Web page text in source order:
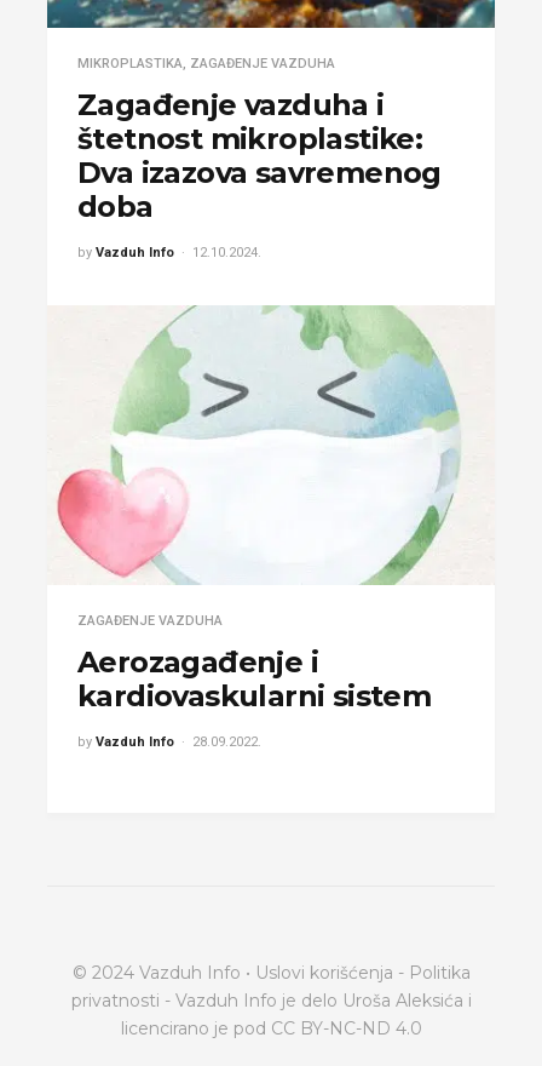
MIKROPLASTIKA, ZAGAĐENJE VAZDUHA
Zagađenje vazduha i
štetnost mikroplastike:
Dva izazova savremenog
doba
by Vazduh Info 12.10.2024.
ZAGAĐENJE VAZDUHA
Aerozagađenje i
kardiovaskularni sistem
by Vazduh Info 28.09.2022.
© 2024 Vazduh Info • Uslovi korišćenja - Politika
privatnosti - Vazduh Info je delo Uroša Aleksića i
licencirano je pod CC BY-NC-ND 4.0